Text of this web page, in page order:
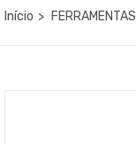
Início FERRAMENTAS